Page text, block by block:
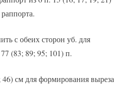
с обеих сторон уб. для
(83; 89; 95; 101) п.
см для формирования выреза